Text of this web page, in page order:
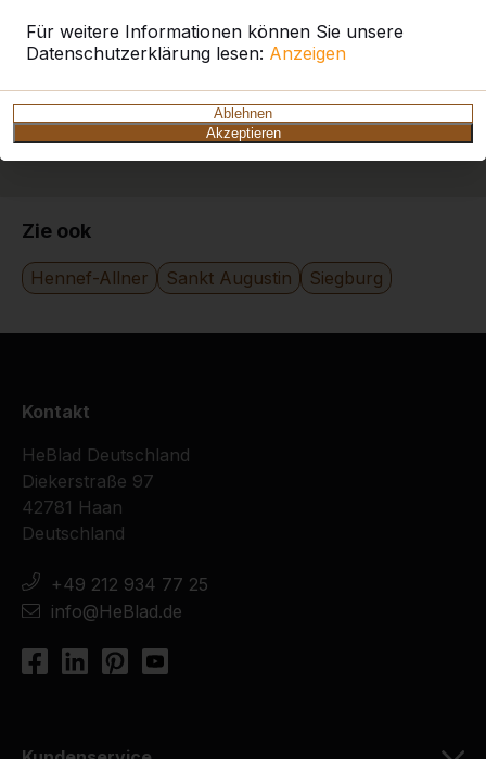
Für weitere Informationen können Sie unsere
Datenschutzerklärung lesen: Anzeigen
Ablehnen
Akzeptieren
Ort oder Postleitzahl suchen
Zie ook
Hennef-Allner Sankt Augustin Siegburg
Kontakt
HeBlad Deutschland
Diekerstraße 97
42781 Haan
Deutschland
+49 212 934 77 25
info@HeBlad.de